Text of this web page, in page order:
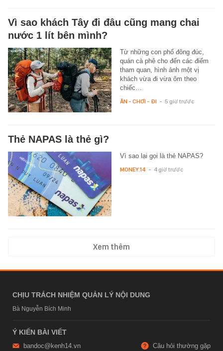
Vì sao khách Tây đi đâu cũng mang chai
nước 1 lít bên mình?
Từ những con phố đông đúc,
quán cà phê cho đến các điểm
tham quan, hình ảnh một vị
khách vừa đi vừa ôm theo
chiếc…
ĂN - CHƠI - ĐI - 5 giờ trước
Thẻ NAPAS là thẻ gì?
Vì sao lại gọi là thẻ NAPAS?
MONEY.14 - 4 giờ trước
Xem thêm
CHỊU TRÁCH NHIỆM QUẢN LÝ NỘI DUNG
Bà Nguyễn Bích Minh
Ý KIẾN BÀI VIẾT
bandoc@kenh14.vn Câu hỏi thường gặp